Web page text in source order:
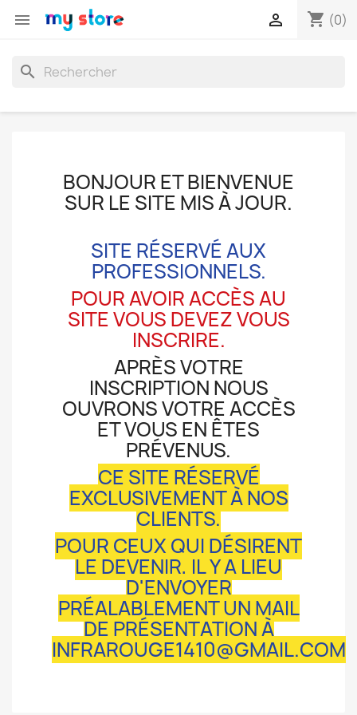
 shopping_cart (0)

search
BONJOUR ET BIENVENUE
SUR LE SITE MIS À JOUR.
SITE RÉSERVÉ AUX
PROFESSIONNELS.
POUR AVOIR ACCÈS AU
SITE VOUS DEVEZ VOUS
INSCRIRE.
APRÈS VOTRE
INSCRIPTION NOUS
OUVRONS VOTRE ACCÈS
ET VOUS EN ÊTES
PRÉVENUS.
CE SITE RÉSERVÉ
EXCLUSIVEMENT À NOS
CLIENTS.
POUR CEUX QUI DÉSIRENT
LE DEVENIR, IL Y A LIEU
D'ENVOYER
PRÉALABLEMENT UN MAIL
DE PRÉSENTATION À
INFRAROUGE1410@GMAIL.COM